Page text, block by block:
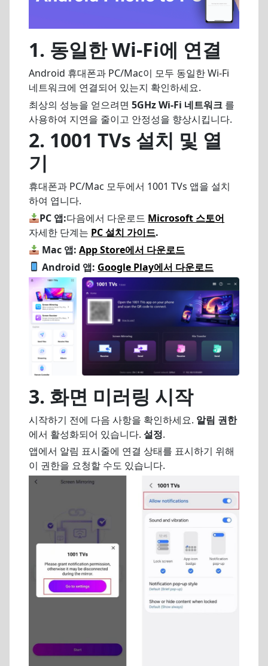
1. 동일한 Wi-Fi에 연결
Android 휴대폰과 PC/Mac이 모두 동일한 Wi-Fi
네트워크에 연결되어 있는지 확인하세요.
최상의 성능을 얻으려면 5GHz Wi-Fi 네트워크 를
사용하여 지연을 줄이고 안정성을 향상시킵니다.
2. 1001 TVs 설치 및 열
기
휴대폰과 PC/Mac 모두에서 1001 TVs 앱을 설치
하여 엽니다.
PC 앱:다음에서 다운로드 Microsoft 스토어
자세한 단계는 PC 설치 가이드.
Mac 앱: App Store에서 다운로드
Android 앱: Google Play에서 다운로드
3. 화면 미러링 시작
시작하기 전에 다음 사항을 확인하세요. 알림 권한
에서 활성화되어 있습니다. 설정.
앱에서 알림 표시줄에 연결 상태를 표시하기 위해
이 권한을 요청할 수도 있습니다.